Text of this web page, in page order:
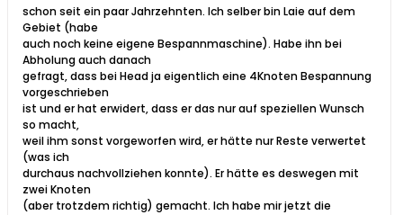
schon seit ein paar Jahrzehnten. Ich selber bin Laie auf dem
Gebiet (habe
auch noch keine eigene Bespannmaschine). Habe ihn bei
Abholung auch danach
gefragt, dass bei Head ja eigentlich eine 4Knoten Bespannung
vorgeschrieben
ist und er hat erwidert, dass er das nur auf speziellen Wunsch
so macht,
weil ihm sonst vorgeworfen wird, er hätte nur Reste verwertet
(was ich
durchaus nachvollziehen konnte). Er hätte es deswegen mit
zwei Knoten
(aber trotzdem richtig) gemacht. Ich habe mir jetzt die